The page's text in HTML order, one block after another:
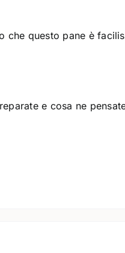
che questo pane è
e cosa ne